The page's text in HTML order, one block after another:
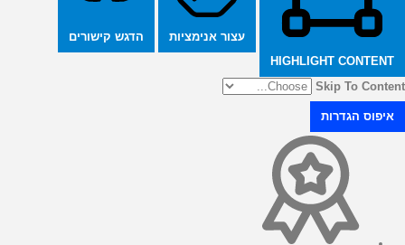
HIGHLIGHT CONTENT
עצור אנימציות הדגש קישורים
Skip To Content
איפוס הגדרות